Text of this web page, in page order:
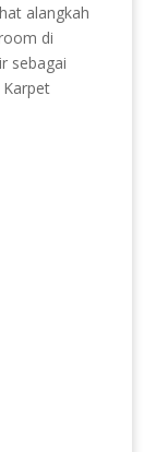
alangkah
di
sebagai